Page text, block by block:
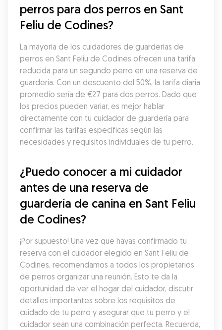
perros para dos perros en Sant
Feliu de Codines?
La mayoría de los cuidadores de guarderías de
perros en Sant Feliu de Codines ofrecen una tarifa
reducida para un segundo perro en una reserva de
guardería. Con un descuento del 50%, la tarifa diaria
promedio sería de €27 para dos perros. Dado que
los precios pueden variar, es mejor hablar
directamente con tu cuidador de guardería para
confirmar las tarifas específicas según las
necesidades y requisitos individuales de tu perro.
¿Puedo conocer a mi cuidador
antes de una reserva de
guardería de canina en Sant Feliu
de Codines?
¡Por supuesto! Una vez que hayas confirmado tu
reserva con el cuidador elegido en Sant Feliu de
Codines, recomendamos a todos los propietarios
de perros organizar una reunión. Esto te da la
oportunidad de ver el hogar del cuidador, discutir
detalles importantes sobre los requisitos de
cuidado de tu perro y asegurar que tu perro y el
cuidador sean una combinación perfecta. Recuerda,